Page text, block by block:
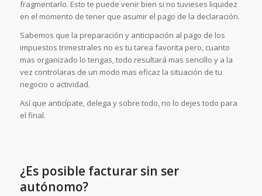
fragmentarlo. Esto te puede venir bien si no tuvieses liquidez
en el momento de tener que asumir el pago de la declaración.
Sabemos que la preparación y anticipación al pago de los
impuestos trimestrales no es tu tarea favorita pero, cuanto
mas organizado lo tengas, todo resultará mas sencillo y a la
vez controlaras de un modo mas eficaz la situación de tu
negocio o actividad.
Así que anticípate, delega y sobre todo, no lo dejes todo para
el final.
¿Es posible facturar sin ser
autónomo?